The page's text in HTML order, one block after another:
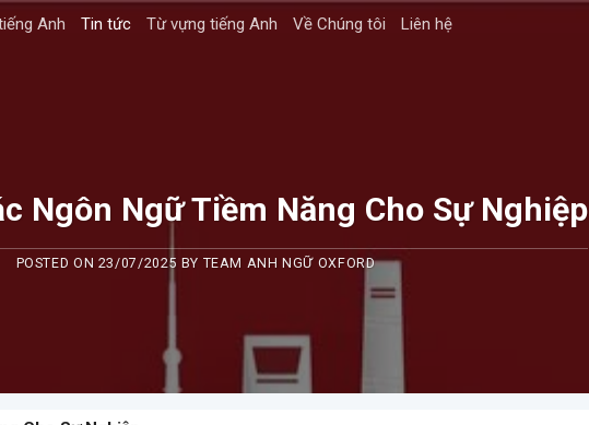
Anh Tin tức Từ vựng tiếng Anh Về Chúng tôi Liên hệ
Ngôn Ngữ Tiềm Năng Cho Sự Nghiệp
POSTED ON 23/07/2025 BY TEAM ANH NGỮ OXFORD